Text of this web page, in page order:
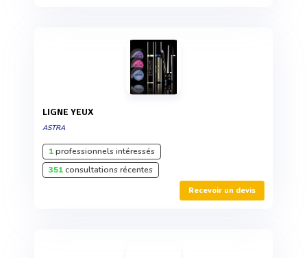
LIGNE YEUX
ASTRA
1professionnels intéressés
351consultations récentes
Recevoir un devis